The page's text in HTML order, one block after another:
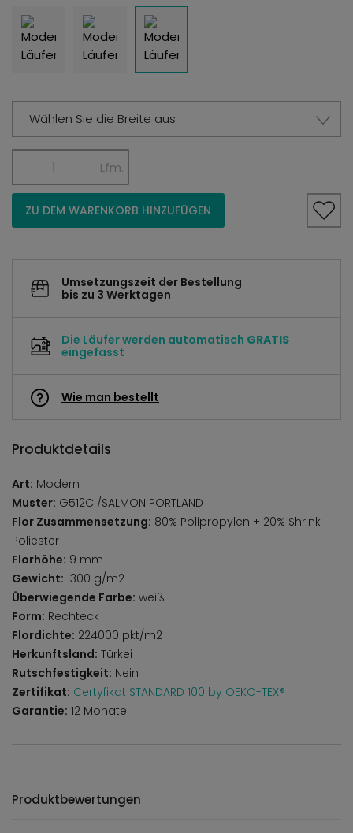
Wählen Sie die Breite aus
Lfm.
ZU DEM WARENKORB HINZUFÜGEN
Umsetzungszeit der Bestellung
bis zu 3 Werktagen
Die Läufer werden automatisch GRATIS
eingefasst
Wie man bestellt
Produktdetails
Art: Modern
Muster: G512C /SALMON PORTLAND
Flor Zusammensetzung: 80% Polipropylen + 20% Shrink
Poliester
Florhöhe: 9 mm
Gewicht: 1300 g/m2
Überwiegende Farbe: weiß
Form: Rechteck
Flordichte: 224000 pkt/m2
Herkunftsland: Türkei
Rutschfestigkeit: Nein
Zertifikat: Certyfikat STANDARD 100 by OEKO-TEX®
Garantie: 12 Monate
Produktbewertungen